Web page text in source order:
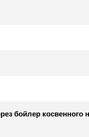
бойлер косвенного